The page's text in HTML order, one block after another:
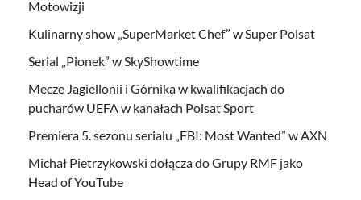
Motowizji
Kulinarny show „SuperMarket Chef” w Super Polsat
Serial „Pionek” w SkyShowtime
Mecze Jagiellonii i Górnika w kwalifikacjach do
pucharów UEFA w kanałach Polsat Sport
Premiera 5. sezonu serialu „FBI: Most Wanted” w AXN
Michał Pietrzykowski dołącza do Grupy RMF jako
Head of YouTube